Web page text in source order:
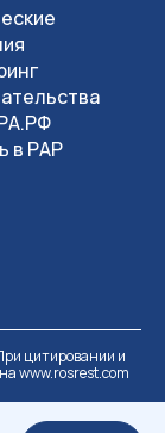
в РАР
цитировании и
www.rosrest.com
Разработка сайта